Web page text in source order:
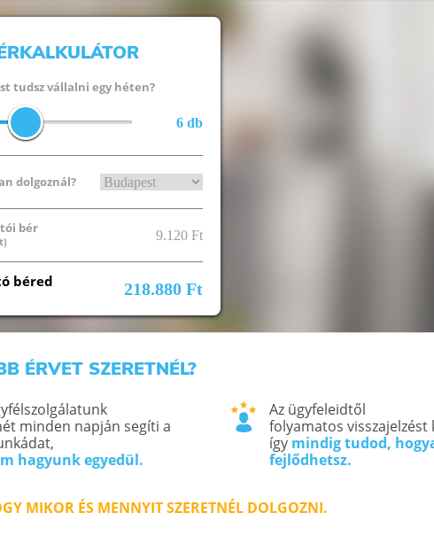
tudsz vállalni egy héten?
6 db
dolgoznál?
bér 9.120 Ft
béred 218.880 Ft
ÉRVET SZERETNÉL?
minden napján segíti a
hagyunk egyedül.
Az ügyfeleidtől
folyamatos visszajelzést
így mindig tudod,
fejlődhetsz.
MIKOR ÉS MENNYIT SZERETNÉL DOLGOZNI.